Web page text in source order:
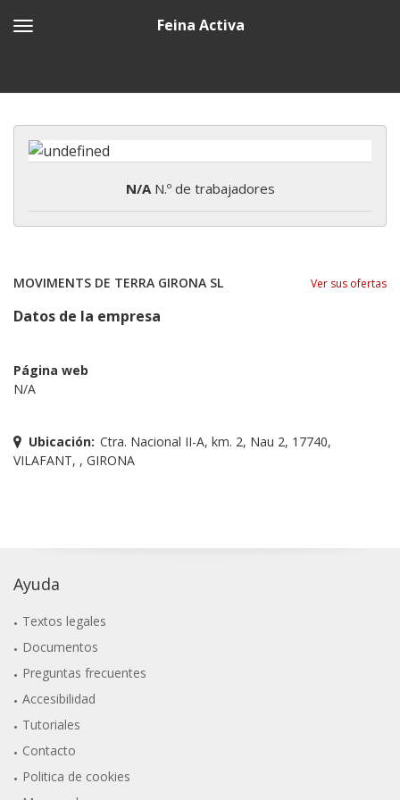
Feina Activa
N/AN.º de trabajadores
MOVIMENTS DE TERRA GIRONA SL Ver sus ofertas
Datos de la empresa
Página web
N/A
Ubicación: Ctra. Nacional II-A, km. 2, Nau 2, 17740,
VILAFANT, , GIRONA
Ayuda
Textos legales
Documentos
Preguntas frecuentes
Accesibilidad
Tutoriales
Contacto
Politica de cookies